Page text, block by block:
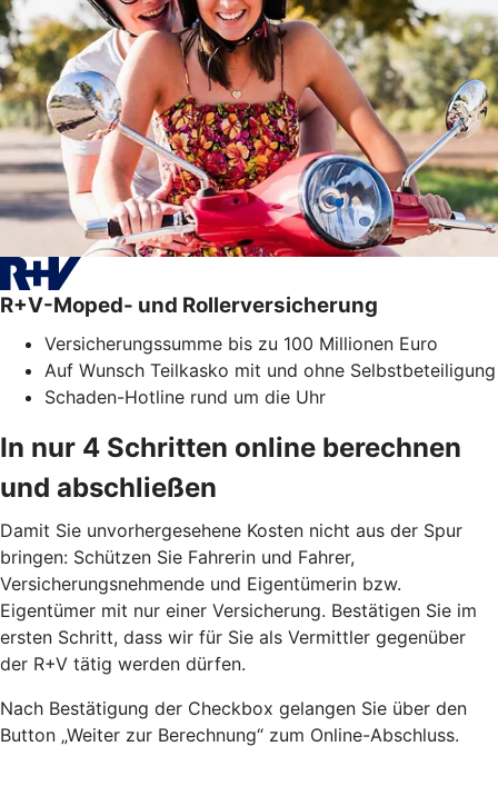
R+V-Moped- und Rollerversicherung
Versicherungssumme bis zu 100 Millionen Euro
Auf Wunsch Teilkasko mit und ohne Selbstbeteiligung
Schaden-Hotline rund um die Uhr
In nur 4 Schritten online berechnen
und abschließen
Damit Sie unvorhergesehene Kosten nicht aus der Spur
bringen: Schützen Sie Fahrerin und Fahrer,
Versicherungsnehmende und Eigentümerin bzw.
Eigentümer mit nur einer Versicherung. Bestätigen Sie im
ersten Schritt, dass wir für Sie als Vermittler gegenüber
der R+V tätig werden dürfen.
Nach Bestätigung der Checkbox gelangen Sie über den
Button „Weiter zur Berechnung“ zum Online-Abschluss.